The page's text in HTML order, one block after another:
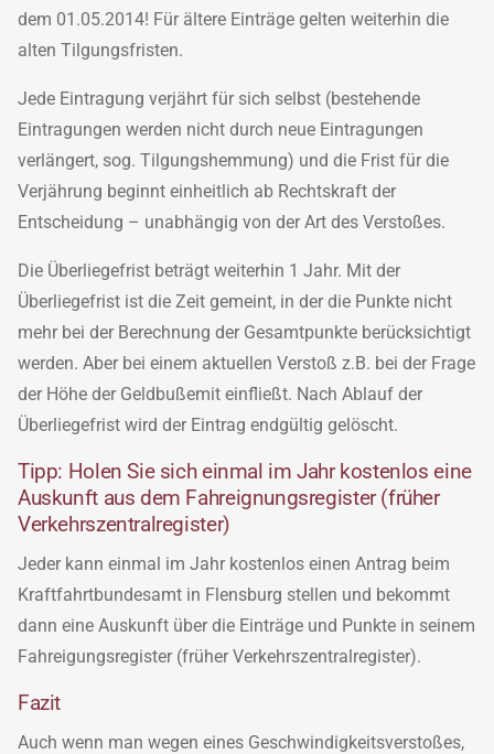
dem 01.05.2014! Für ältere Einträge gelten weiterhin die
alten Tilgungsfristen.
Jede Eintragung verjährt für sich selbst (bestehende
Eintragungen werden nicht durch neue Eintragungen
verlängert, sog. Tilgungshemmung) und die Frist für die
Verjährung beginnt einheitlich ab Rechtskraft der
Entscheidung – unabhängig von der Art des Verstoßes.
Die Überliegefrist beträgt weiterhin 1 Jahr. Mit der
Überliegefrist ist die Zeit gemeint, in der die Punkte nicht
mehr bei der Berechnung der Gesamtpunkte berücksichtigt
werden. Aber bei einem aktuellen Verstoß z.B. bei der Frage
der Höhe der Geldbußemit einfließt. Nach Ablauf der
Überliegefrist wird der Eintrag endgültig gelöscht.
Tipp: Holen Sie sich einmal im Jahr kostenlos eine
Auskunft aus dem Fahreignungsregister (früher
Verkehrszentralregister)
Jeder kann einmal im Jahr kostenlos einen Antrag beim
Kraftfahrtbundesamt in Flensburg stellen und bekommt
dann eine Auskunft über die Einträge und Punkte in seinem
Fahreigungsregister (früher Verkehrszentralregister).
Fazit
Auch wenn man wegen eines Geschwindigkeitsverstoßes,